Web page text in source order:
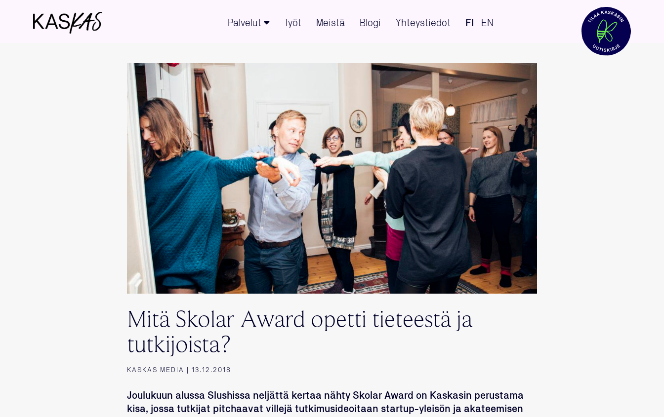
Palvelut Työt Meistä Blogi Yhteystiedot FI EN
Mitä Skolar Award opetti tieteestä ja
tutkijoista?
KASKAS MEDIA | 13.12.2018
Joulukuun alussa Slushissa neljättä kertaa nähty Skolar Award on Kaskasin perustama
kisa, jossa tutkijat pitchaavat villejä tutkimusideoitaan startup-yleisön ja akateemisen